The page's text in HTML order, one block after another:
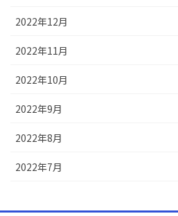
2022年12月
2022年11月
2022年10月
2022年9月
2022年8月
2022年7月